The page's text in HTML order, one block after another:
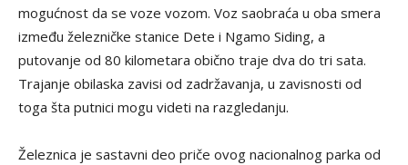
mogućnost da se voze vozom. Voz saobraća u oba smera
između železničke stanice Dete i Ngamo Siding, a
putovanje od 80 kilometara obično traje dva do tri sata.
Trajanje obilaska zavisi od zadržavanja, u zavisnosti od
toga šta putnici mogu videti na razgledanju.
Železnica je sastavni deo priče ovog nacionalnog parka od